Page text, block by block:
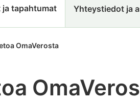
hakuun
ja tapahtumat Yhteystiedot ja
OmaVerosta